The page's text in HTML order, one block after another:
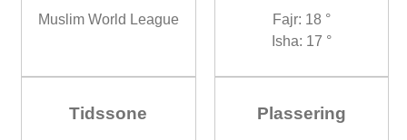
Muslim World League
Fajr: 18 °
Isha: 17 °
Tidssone Plassering